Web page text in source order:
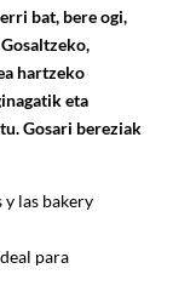
bat, bere ogi,
hartzeko
eta
Gosari bereziak
y las bakery
para